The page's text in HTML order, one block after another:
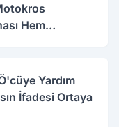
Hem
Yardım
İfadesi Ortaya